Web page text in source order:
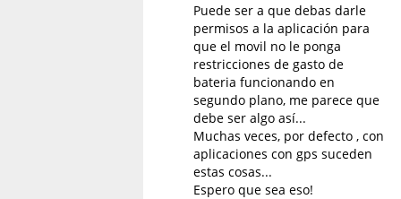
Puede ser a que debas darle
permisos a la aplicación para
que el movil no le ponga
restricciones de gasto de
bateria funcionando en
segundo plano, me parece que
debe ser algo así...
Muchas veces, por defecto , con
aplicaciones con gps suceden
estas cosas...
Espero que sea eso!